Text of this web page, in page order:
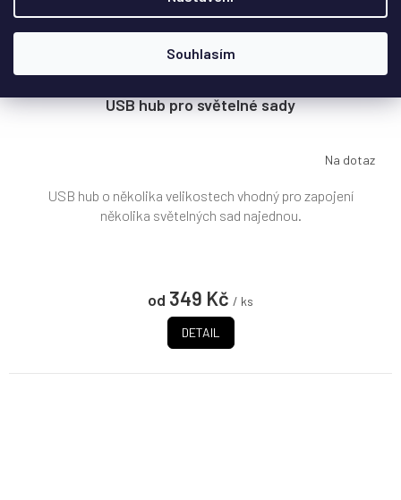
Souhlasím
USB hub pro světelné sady
Na dotaz
od 349 Kč / ks
DETAIL
USB hub o několika velikostech vhodný pro zapojení
několika světelných sad najednou.